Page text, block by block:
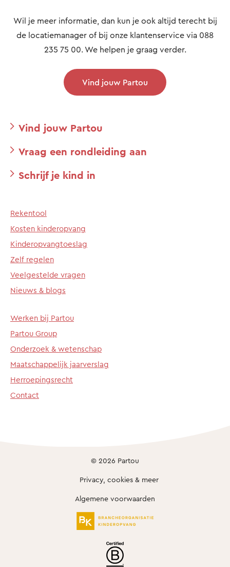
Wil je meer informatie, dan kun je ook altijd terecht bij
de locatiemanager of bij onze klantenservice via 088
235 75 00. We helpen je graag verder.
Vind jouw Partou
Vind jouw Partou
Vraag een rondleiding aan
Schrijf je kind in
Rekentool
Kosten kinderopvang
Kinderopvangtoeslag
Zelf regelen
Veelgestelde vragen
Nieuws & blogs
Werken bij Partou
Partou Group
Onderzoek & wetenschap
Maatschappelijk jaarverslag
Herroepingsrecht
Contact
© 2026 Partou
Privacy, cookies & meer
Algemene voorwaarden